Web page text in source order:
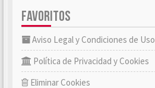
FAVORITOS
Aviso Legal y Condiciones de Uso
Política de Privacidad y Cookies
Eliminar Cookies